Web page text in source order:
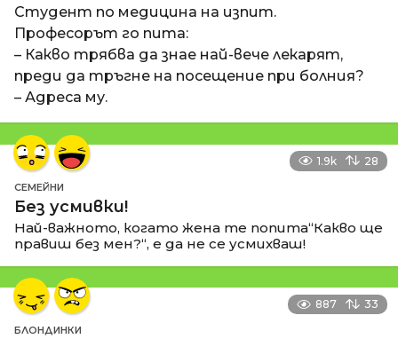
Студент по медицина на изпит.
Професорът го пита:
– Какво трябва да знае най-вече лекарят,
преди да тръгне на посещение при болния?
– Адреса му.
1.9k 28
СЕМЕЙНИ
Без усмивки!
Най-важното, когато жена те попита“Какво ще
правиш без мен?“, е да не се усмихваш!
887 33
БЛОНДИНКИ